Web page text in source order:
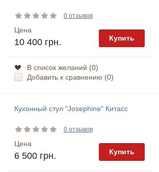
0 отзывов
Цена
10 400 грн. Купить
В список желаний (0)
Добавить к сравнению (0)
Кухонный стул "Josephine" Китасс
0 отзывов
Цена
6 500 грн. Купить